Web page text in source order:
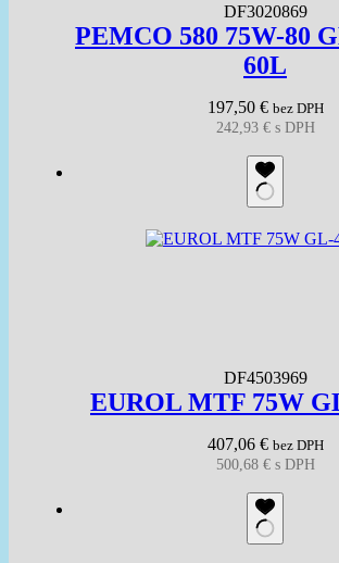
DF3020869
PEMCO 580 75W-80
60L
197,50 € bez DPH
242,93 €s DPH
DF4503969
EUROL MTF 75W
407,06 € bez DPH
500,68 €s DPH